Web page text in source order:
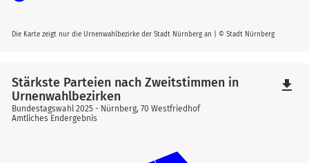
Die Karte zeigt nur die Urnenwahlbezirke der Stadt Nürnberg an | © Stadt Nürnberg
Stärkste Parteien nach Zweitstimmen in
Urnenwahlbezirken
Bundestagswahl 2025 - Nürnberg, 70 Westfriedhof
Amtliches Endergebnis
file_download